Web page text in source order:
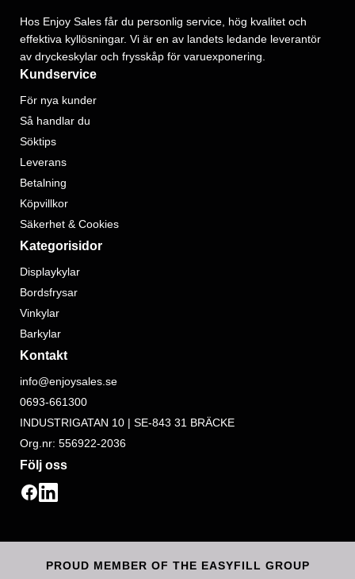
Hos Enjoy Sales får du personlig service, hög kvalitet och
effektiva kyllösningar. Vi är en av landets ledande leverantör
av dryckeskylar och frysskåp för varuexponering.
Kundservice
För nya kunder
Så handlar du
Söktips
Leverans
Betalning
Köpvillkor
Säkerhet & Cookies
Kategorisidor
Displaykylar
Bordsfrysar
Vinkylar
Barkylar
Kontakt
info@enjoysales.se
0693-661300
INDUSTRIGATAN 10 | SE-843 31 BRÄCKE
Org.nr: 556922-2036
Följ oss
PROUD MEMBER OF THE EASYFILL GROUP